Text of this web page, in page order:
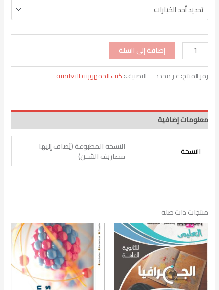
إضافة إلى السلة
رمز المنتج: غير محدد التصنيف: كتب الجمهورية التعليمية
معلومات إضافية
النسخة النسخة المطبوعة (يُضاف إليها
مصاريف الشحن)
منتجات ذات صلة
نطاق
السعر:
من
خلال
⁦120 EGP⁩